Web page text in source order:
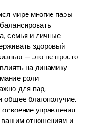
мире многие пары
семья и личные
здоровый
— это не просто
на динамику
роли
для пар,
благополучие.
управления
вашим отношениям и